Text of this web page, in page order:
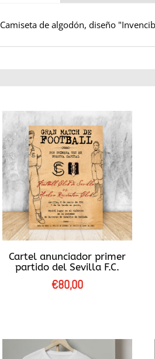
Camiseta de algodón, diseño
Cartel anunciador primer
partido del Sevilla F.C.
€80,00